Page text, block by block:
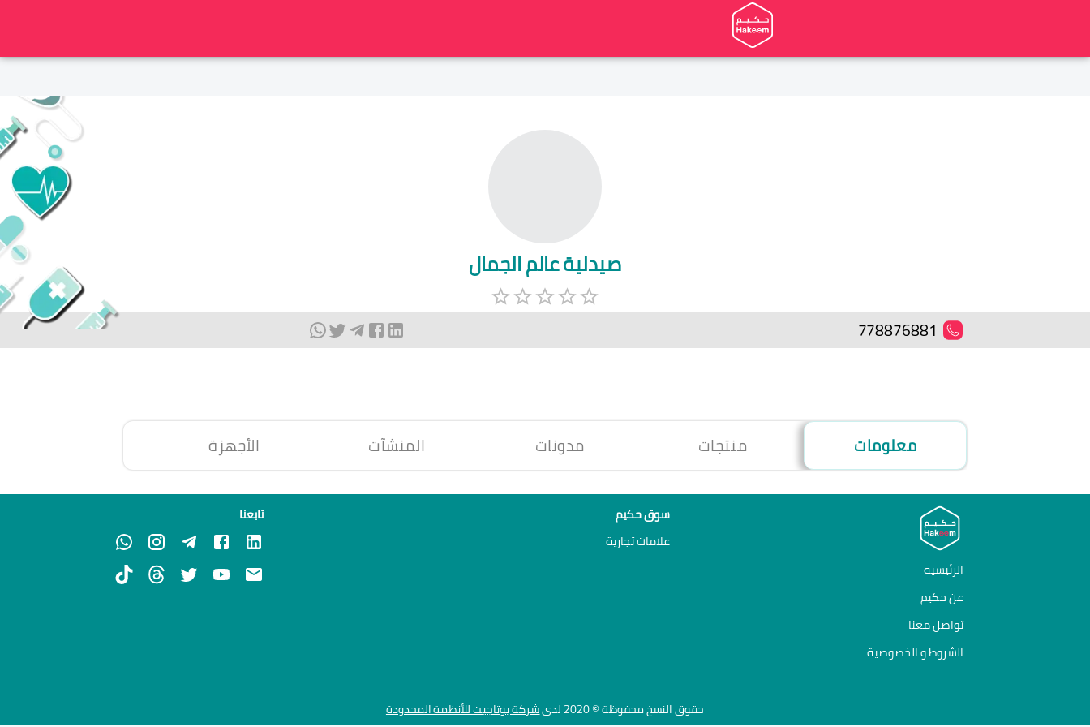
صيدلية عالم الجمال
778876881
معلومات منتجات مدونات المنشآت الأجهزة
الرئيسية
عن حكيم
تواصل معنا
الشروط و الخصوصية
سوق حكيم
علامات تجارية
تابعنا
حقوق النسخ محفوظة © 2020 لدى شركة يوتاجيت للأنظمة المحدودة